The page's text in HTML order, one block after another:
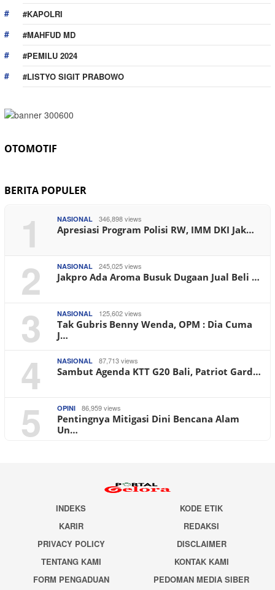
#KAPOLRI
#MAHFUD MD
#PEMILU 2024
#LISTYO SIGIT PRABOWO
OTOMOTIF
BERITA POPULER
1 NASIONAL 346,898 views
Apresiasi Program Polisi RW, IMM DKI Jak…
2 NASIONAL 245,025 views
Jakpro Ada Aroma Busuk Dugaan Jual Beli …
3 NASIONAL 125,602 views
Tak Gubris Benny Wenda, OPM : Dia Cuma
J…
4 NASIONAL 87,713 views
Sambut Agenda KTT G20 Bali, Patriot Gard…
5 OPINI 86,959 views
Pentingnya Mitigasi Dini Bencana Alam
Un…
INDEKS
KODE ETIK
KARIR
REDAKSI
PRIVACY POLICY
DISCLAIMER
TENTANG KAMI
KONTAK KAMI
FORM PENGADUAN
PEDOMAN MEDIA SIBER